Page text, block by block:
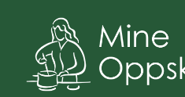
innhold